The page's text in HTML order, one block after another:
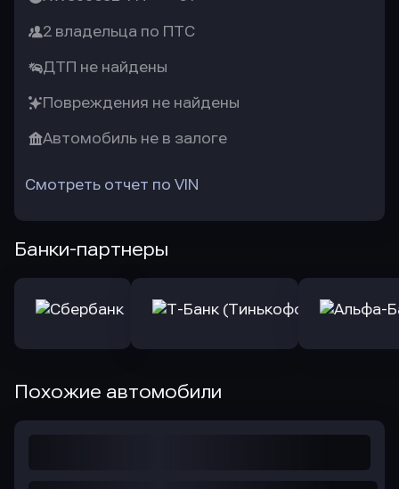
2 владельца по ПТС
ДТП не найдены
Повреждения не найдены
Автомобиль не в залоге
Смотреть отчет по VIN
Банки-партнеры
Похожие автомобили